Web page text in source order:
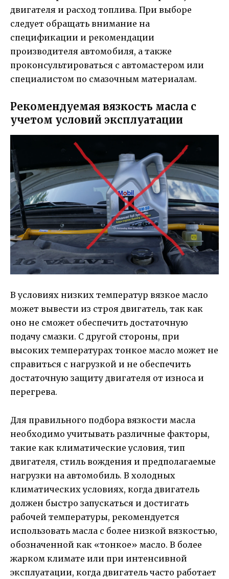
двигателя и расход топлива. При выборе
следует обращать внимание на
спецификации и рекомендации
производителя автомобиля, а также
проконсультироваться с автомастером или
специалистом по смазочным материалам.
Рекомендуемая вязкость масла с
учетом условий эксплуатации
В условиях низких температур вязкое масло
может вывести из строя двигатель, так как
оно не сможет обеспечить достаточную
подачу смазки. С другой стороны, при
высоких температурах тонкое масло может не
справиться с нагрузкой и не обеспечить
достаточную защиту двигателя от износа и
перегрева.
Для правильного подбора вязкости масла
необходимо учитывать различные факторы,
такие как климатические условия, тип
двигателя, стиль вождения и предполагаемые
нагрузки на автомобиль. В холодных
климатических условиях, когда двигатель
должен быстро запускаться и достигать
рабочей температуры, рекомендуется
использовать масла с более низкой вязкостью,
обозначенной как «тонкое» масло. В более
жарком климате или при интенсивной
эксплуатации, когда двигатель часто работает